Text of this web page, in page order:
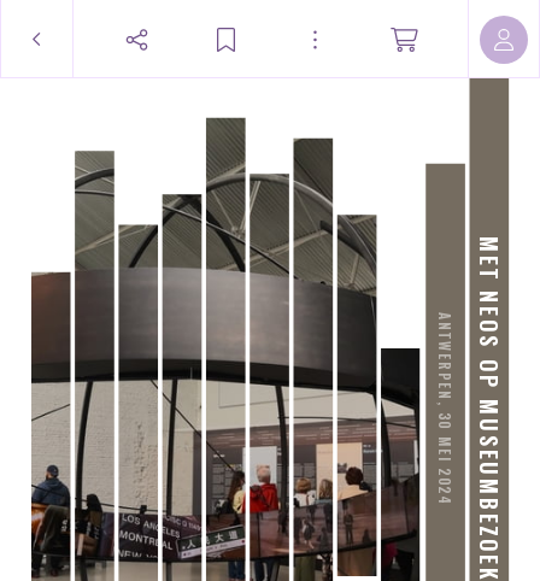
ANTWERPEN, 30 MEI 2024MET NEOS OP MUSEUMBEZOEK